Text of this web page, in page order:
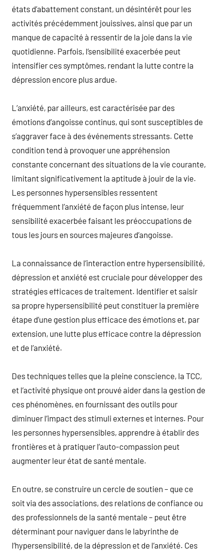
états d’abattement constant, un désintérêt pour les
activités précédemment jouissives, ainsi que par un
manque de capacité à ressentir de la joie dans la vie
quotidienne. Parfois, l’sensibilité exacerbée peut
intensifier ces symptômes, rendant la lutte contre la
dépression encore plus ardue.
L’anxiété, par ailleurs, est caractérisée par des
émotions d’angoisse continus, qui sont susceptibles de
s’aggraver face à des événements stressants. Cette
condition tend à provoquer une appréhension
constante concernant des situations de la vie courante,
limitant significativement la aptitude à jouir de la vie.
Les personnes hypersensibles ressentent
fréquemment l’anxiété de façon plus intense, leur
sensibilité exacerbée faisant les préoccupations de
tous les jours en sources majeures d’angoisse.
La connaissance de l’interaction entre hypersensibilité,
dépression et anxiété est cruciale pour développer des
stratégies efficaces de traitement. Identifier et saisir
sa propre hypersensibilité peut constituer la première
étape d’une gestion plus efficace des émotions et, par
extension, une lutte plus efficace contre la dépression
et de l’anxiété.
Des techniques telles que la pleine conscience, la TCC,
et l’activité physique ont prouvé aider dans la gestion de
ces phénomènes, en fournissant des outils pour
diminuer l’impact des stimuli externes et internes. Pour
les personnes hypersensibles, apprendre à établir des
frontières et à pratiquer l’auto-compassion peut
augmenter leur état de santé mentale.
En outre, se construire un cercle de soutien – que ce
soit via des associations, des relations de confiance ou
des professionnels de la santé mentale – peut être
déterminant pour naviguer dans le labyrinthe de
l’hypersensibilité, de la dépression et de l’anxiété. Ces